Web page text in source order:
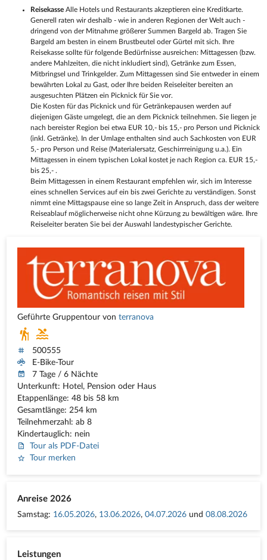
ReisekasseAlle Hotels und Restaurants akzeptieren eine Kreditkarte.
Generell raten wir deshalb - wie in anderen Regionen der Welt auch -
dringend von der Mitnahme größerer Summen Bargeld ab. Tragen Sie
Bargeld am besten in einem Brustbeutel oder Gürtel mit sich. Ihre
Reisekasse sollte für folgende Bedürfnisse ausreichen: Mittagessen (bzw.
andere Mahlzeiten, die nicht inkludiert sind), Getränke zum Essen,
Mitbringsel und Trinkgelder. Zum Mittagessen sind Sie entweder in einem
bewährten Lokal zu Gast, oder Ihre beiden Reiseleiter bereiten an
ausgesuchten Plätzen ein Picknick für Sie vor.
Die Kosten für das Picknick und für Getränkepausen werden auf
diejenigen Gäste umgelegt, die an dem Picknick teilnehmen. Sie liegen je
nach bereister Region bei etwa EUR 10,- bis 15,- pro Person und Picknick
(inkl. Getränke). In der Umlage enthalten sind auch Sachkosten von EUR
5,- pro Person und Reise (Materialersatz, Geschirrreinigung u.a.). Ein
Mittagessen in einem typischen Lokal kostet je nach Region ca. EUR 15,-
bis 25,- .
Beim Mittagessen in einem Restaurant empfehlen wir, sich im Interesse
eines schnellen Services auf ein bis zwei Gerichte zu verständigen. Sonst
nimmt eine Mittagspause eine so lange Zeit in Anspruch, dass der weitere
Reiseablauf möglicherweise nicht ohne Kürzung zu bewältigen wäre. Ihre
Reiseleiter beraten Sie bei der Auswahl landestypischer Gerichte.
Geführte Gruppentour vonterranova
500555
E-Bike-Tour
7 Tage / 6 Nächte
Unterkunft: Hotel, Pension oder Haus
Etappenlänge: 48 bis 58 km
Gesamtlänge: 254 km
Teilnehmerzahl: ab 8
Kindertauglich: nein
Tour als PDF-Datei
Tour merken
Anreise 2026
Samstag: 16.05.2026, 13.06.2026,04.07.2026 und08.08.2026
Leistungen